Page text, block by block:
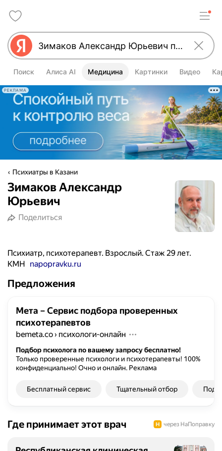
Поиск Алиса AI Медицина Картинки Видео
РЕКЛАМА
Психиатры в Казани
Зимаков Александр
Юрьевич
Поделиться
Психиатр, психотерапевт. Взрослый. Стаж 29 лет.
КМН napopravku.ru
Предложения
Мета – Сервис подбора проверенных
психотерапевтов
bemeta.co› психологи-онлайн
Подбор психолога по вашему запросу бесплатно!
Только проверенные психологи и психотерапевты! 100%
конфиденциально! Очно и онлайн. Реклама
Бесплатный сервис Тщательный отбор
Где принимает этот врач через НаПоправку